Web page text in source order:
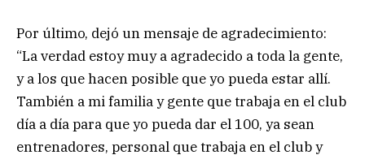
Por último, dejó un mensaje de agradecimiento:
“La verdad estoy muy a agradecido a toda la gente,
y a los que hacen posible que yo pueda estar allí.
También a mi familia y gente que trabaja en el club
día a día para que yo pueda dar el 100, ya sean
entrenadores, personal que trabaja en el club y